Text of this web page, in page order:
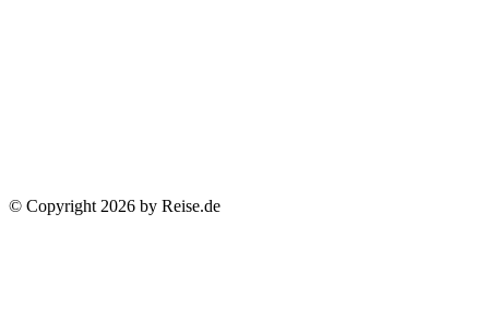
© Copyright 2026 by Reise.de